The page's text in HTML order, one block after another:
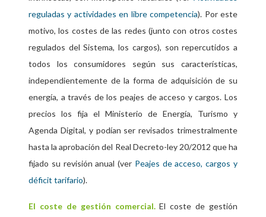
reguladas y actividades en libre competencia). Por este
motivo, los costes de las redes (junto con otros costes
regulados del Sistema, los cargos), son repercutidos a
todos los consumidores según sus características,
independientemente de la forma de adquisición de su
energía, a través de los peajes de acceso y cargos. Los
precios los fija el Ministerio de Energía, Turismo y
Agenda Digital, y podían ser revisados trimestralmente
hasta la aprobación del Real Decreto-ley 20/2012 que ha
fijado su revisión anual (ver Peajes de acceso, cargos y
déficit tarifario).
El coste de gestión comercial.El coste de gestión